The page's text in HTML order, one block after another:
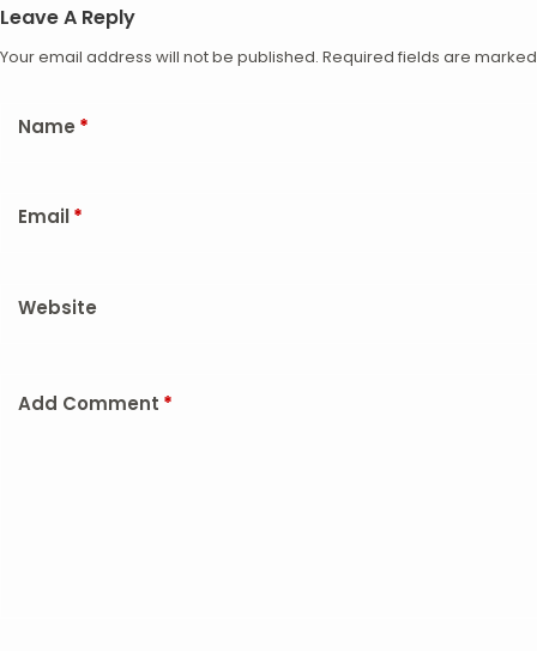
Leave A Reply
Your email address will not be published. Required fields are
Name *
Email*
Website
Add Comment *